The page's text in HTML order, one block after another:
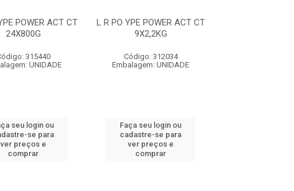
POWER ACT CT
24X800G
315440
UNIDADE
seu login ou
se para
ver preços e
comprar
L R PO YPE POWER ACT CT
9X2,2KG
Código: 312034
Embalagem: UNIDADE
Faça seu login ou
cadastre-se para
ver preços e
comprar